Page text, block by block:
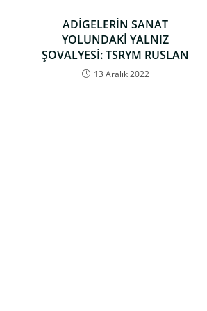
ADİGELERİN SANAT
YOLUNDAKİ YALNIZ
ŞOVALYESİ: TSRYM RUSLAN
13 Aralık 2022